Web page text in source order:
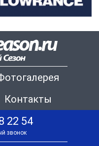
Контакты
22 54
звонок